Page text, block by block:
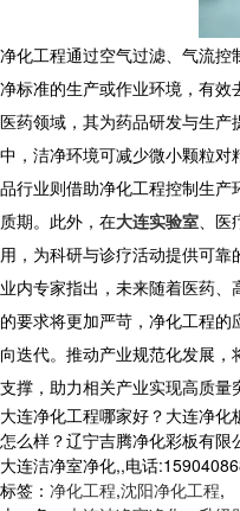
净化工程通过空气过滤、气流
净标准的生产或作业环境，有
医药领域，其为药品研发与生
中，洁净环境可减少微小颗粒
品行业则借助净化工程控制生
质期。此外，在大连实验室 、医
用，为科研与诊疗活动提供可靠
业内专家指出，未来随着医药
的要求将更加严苛，净化工程
向迭代。推动产业规范化发展
支撑，助力相关产业实现高质量
大连净化工程哪家好？大连净
怎么样？辽宁吉腾净化彩板有
大连洁净室净化,,电话
标签： 净化工程,沈阳净化工程,